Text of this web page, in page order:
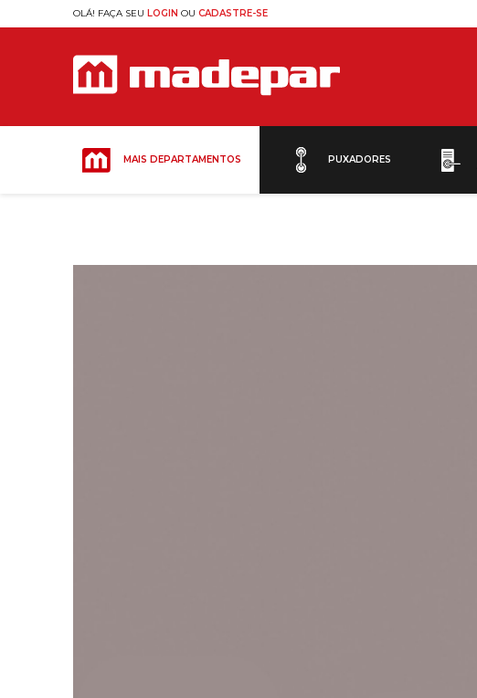
OLÁ! FAÇA SEU LOGIN OU CADASTRE-SE
MAIS DEPARTAMENTOS PUXADORES